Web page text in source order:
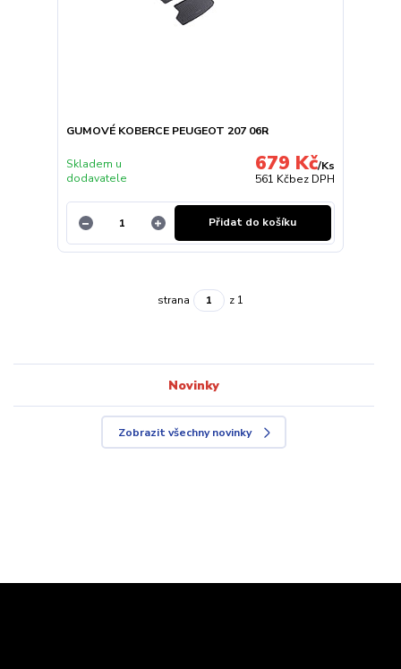
GUMOVÉ KOBERCE PEUGEOT 207 06R
679 Kč/Ks
561 Kčbez DPH
Skladem u
dodavatele
Přidat do košíku
strana z 1
Novinky
Zobrazit všechny novinky